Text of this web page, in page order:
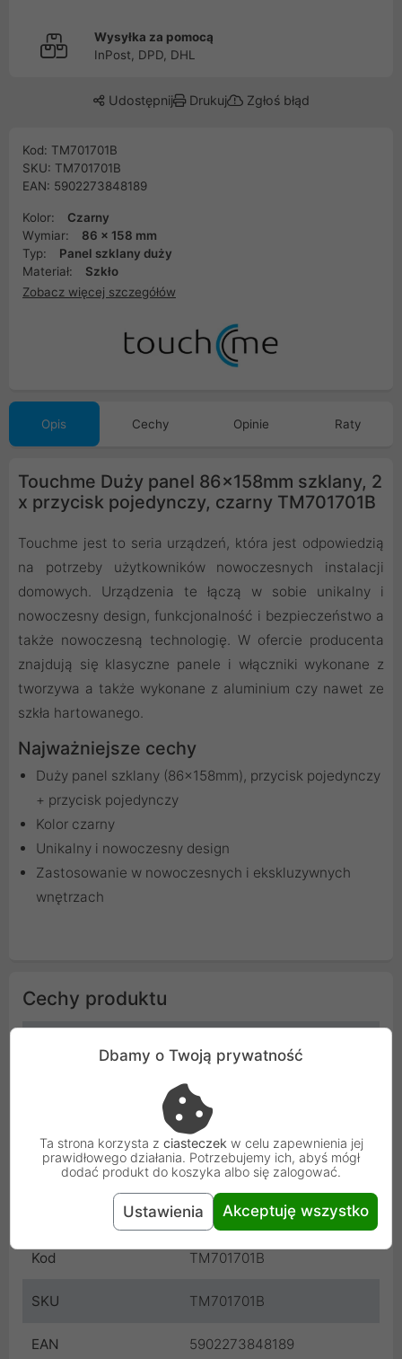
Wysyłka za pomocą
InPost, DPD, DHL
Udostępnij Drukuj Zgłoś błąd
Kod: TM701701B
SKU: TM701701B
EAN: 5902273848189
Kolor:
Czarny
Wymiar:
86 x 158 mm
Typ:
Panel szklany duży
Materiał:
Szkło
Zobacz więcej szczegółów
Opis Cechy Opinie Raty
Touchme Duży panel 86x158mm szklany, 2
x przycisk pojedynczy, czarny TM701701B
Touchme jest to seria urządzeń, która jest odpowiedzią
na potrzeby użytkowników nowoczesnych instalacji
domowych. Urządzenia te łączą w sobie unikalny i
nowoczesny design, funkcjonalność i bezpieczeństwo a
także nowoczesną technologię. W ofercie producenta
znajdują się klasyczne panele i włączniki wykonane z
tworzywa a także wykonane z aluminium czy nawet ze
szkła hartowanego.
Najważniejsze cechy
Duży panel szklany (86x158mm), przycisk pojedynczy
+ przycisk pojedynczy
Kolor czarny
Unikalny i nowoczesny design
Zastosowanie w nowoczesnych i ekskluzywnych
wnętrzach
Cechy produktu
86 x 158 mm
Panel szklany duży
Materiał Szkło
Touchme
Kod TM701701B
SKU TM701701B
EAN 5902273848189
Dbamy o Twoją prywatność
Ta strona korzysta z ciasteczekw celu zapewnienia jej
prawidłowego działania. Potrzebujemy ich, abyś mógł
dodać produkt do koszyka albo się zalogować.
Ustawienia Akceptuję wszystko